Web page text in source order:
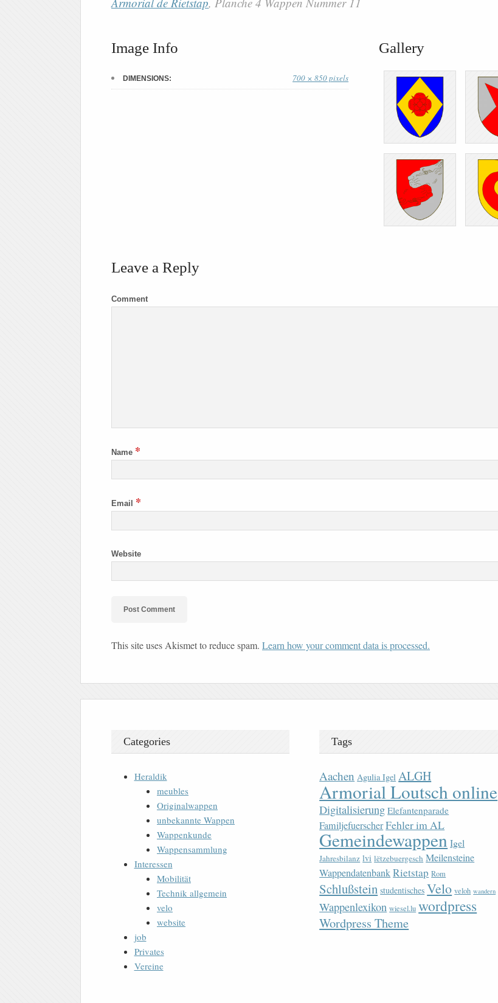
Image Info
DIMENSIONS: 700 × 850 pixels
Gallery
Leave a Reply
Comment
Name *
Email *
Website
This site uses Akismet to reduce spam. Learn how your comment data is processed.
Categories
Heraldik
meubles
Originalwappen
unbekannte Wappen
Wappenkunde
Wappensammlung
Interessen
Mobilität
Technik allgemein
velo
website
job
Privates
Vereine
Tags
Aachen Agulia Igel ALGH
Armorial Loutsch online
Digitalisierung Elefantenparade
FamiljefuerscherFehler im AL
Gemeindewappen Igel
Jahresbilanz lvi lëtzebuergesch Meilensteine
WappendatenbankRietstap Rom
Schlußstein studentisches Velo veloh wandern
Wappenlexikon wiesel.lu wordpress
Wordpress Theme